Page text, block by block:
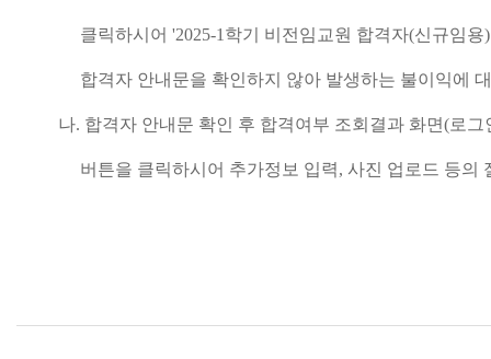
클릭하시어 '2025-1학기 비전임교원 합격자(신규임용
합격자 안내문을 확인하지 않아 발생하는 불이익에
나. 합격자 안내문 확인 후 합격여부 조회결과 화면(로
버튼을 클릭하시어 추가정보 입력, 사진 업로드 등의